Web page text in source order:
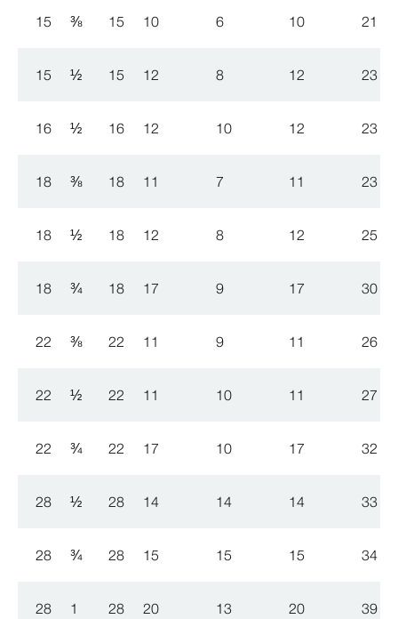
15 ⅜ 15 10 6 10 21
15 ½ 15 12 8 12 23
16 ½ 16 12 10 12 23
18 ⅜ 18 11 7 11 23
18 ½ 18 12 8 12 25
18 ¾ 18 17 9 17 30
22 ⅜ 22 11 9 11 26
22 ½ 22 11 10 11 27
22 ¾ 22 17 10 17 32
28 ½ 28 14 14 14 33
28 ¾ 28 15 15 15 34
28 1 28 20 13 20 39